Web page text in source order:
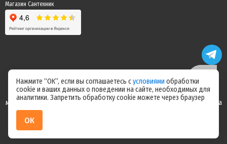
Магазин Сантехник
Цены на сайте не являются офертой! Актуальные цены уточняйте у
менеджера после оформления заказа! Спасибо за понимание! Команда
Нажмите “ОК”, если вы соглашаетесь сусловиями обработки
cookie и ваших данных о поведении на сайте, необходимых для
аналитики. Запретить обработку cookie можете через браузер
ОК